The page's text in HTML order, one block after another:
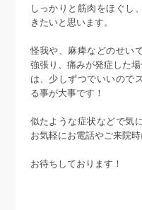
しっかりと筋肉をほぐし
きたいと思います。
怪我や、麻痺などのせい
強張り、痛みが発症した場
は、少しずつでいいので
る事が大事です！
似たような症状などで気
お気軽にお電話やご来院時
お待ちしております！